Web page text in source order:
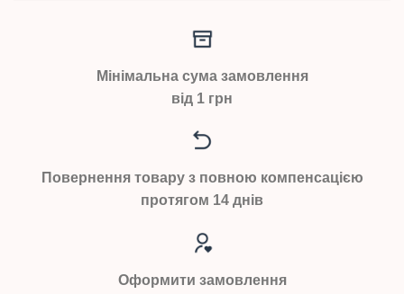
Мінімальна сума замовлення
від 1 грн
Повернення товару з повною компенсацією
протягом 14 днів
Оформити замовлення